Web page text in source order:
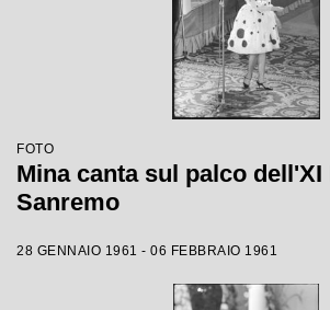
FOTO
Mina canta sul palco dell'XI
Sanremo
28 GENNAIO 1961 - 06 FEBBRAIO 1961